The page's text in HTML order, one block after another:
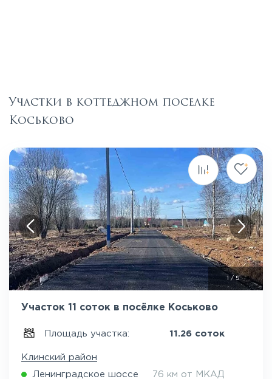
Участки в коттеджном поселке
Коськово
/5
Участок 11 соток в посёлке Коськово
Площадь участка: 11.26 соток
Клинский район
Ленинградское шоссе 76 км от МКАД